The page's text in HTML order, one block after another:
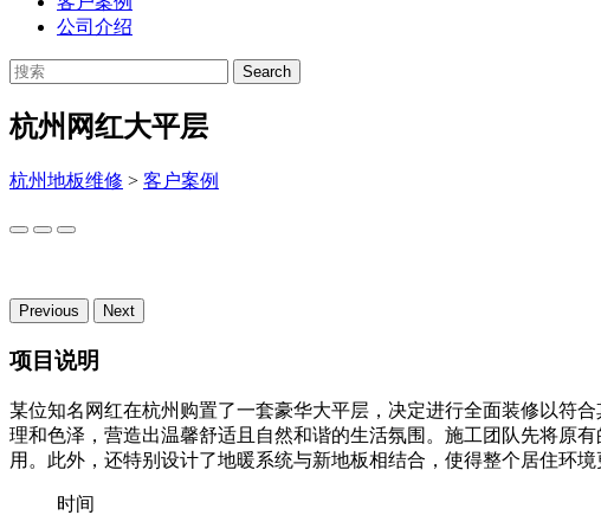
公司介绍
Search
杭州网红大平层
杭州地板维修 > 客户案例
Previous Next
项目说明
某位知名网红在杭州购置了一套豪华大平层，决定进行全面装修以符
理和色泽，营造出温馨舒适且自然和谐的生活氛围。施工团队先将原
用。此外，还特别设计了地暖系统与新地板相结合，使得整个居住环境
时间